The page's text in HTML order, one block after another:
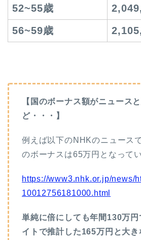
52~55歳
56~59歳
【国のボーナス額がニュース
ど・・・】
例えば以下のNHKのニュース
のボーナスは65万円となってい
https://www3.nhk.or.jp/news/
10012756181000.html
単純に倍にしても年間130万
イトで推計した165万円と大き